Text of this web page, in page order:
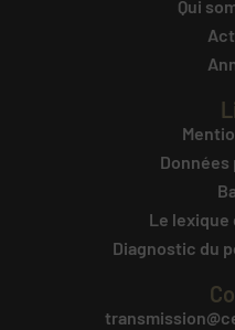
Qui
Le lexique
Diagnostic du